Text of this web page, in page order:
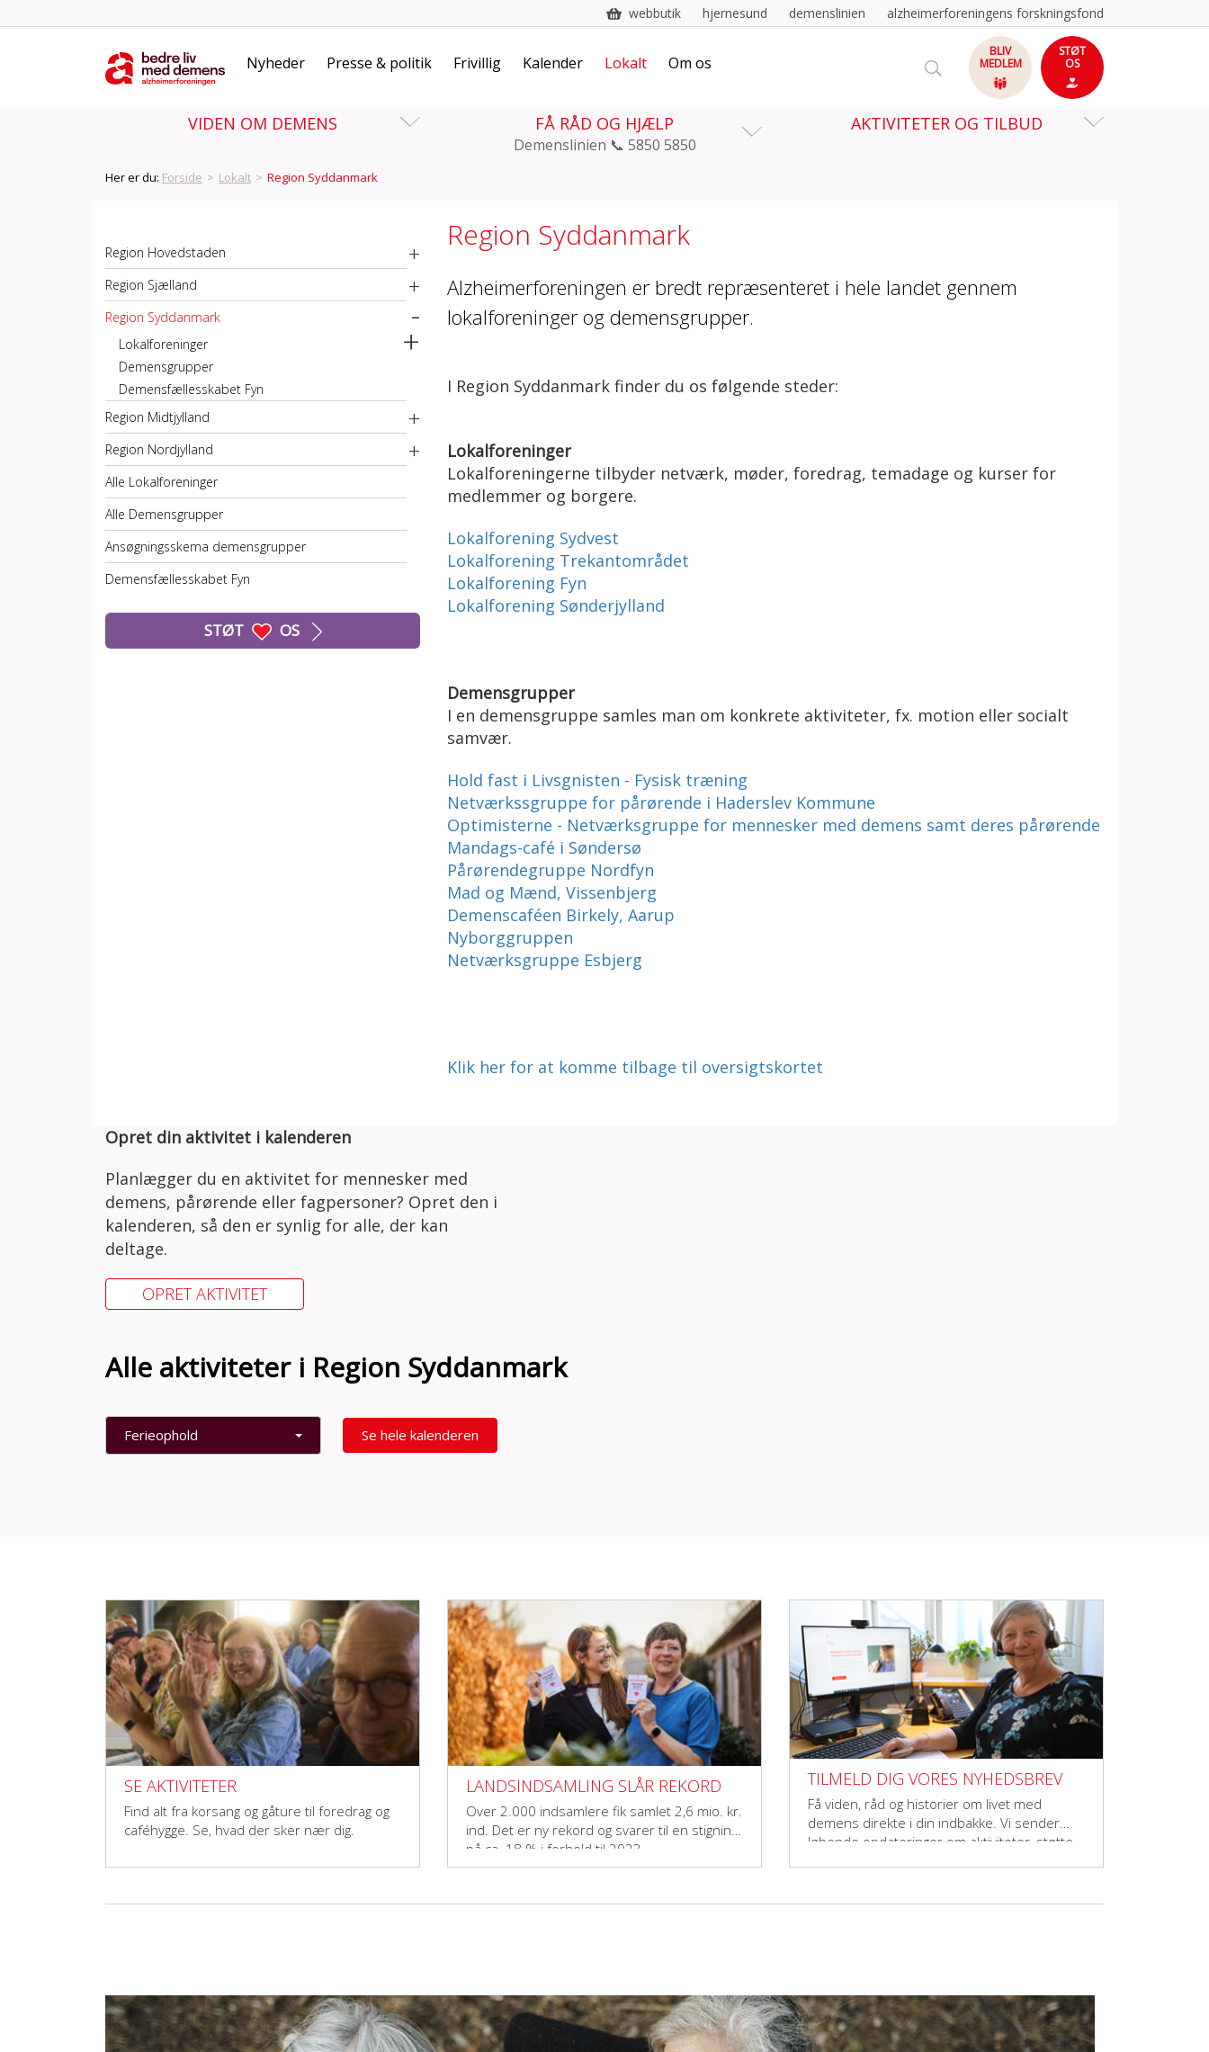
webbutik hjernesund demenslinien alzheimerforeningens forskningsfond
Nyheder Presse & politik Frivillig Kalender Lokalt Om os
BLIV
MEDLEM
STØT
OS
VIDEN OM DEMENS FÅ RÅD OG HJÆLP
Demenslinien 📞 5850 5850
AKTIVITETER OG TILBUD
Her er du: Forside > Lokalt > Region Syddanmark
Region Hovedstaden +
Region Sjælland +
Region Syddanmark -
Lokalforeninger +
Demensgrupper
Demensfællesskabet Fyn
Region Midtjylland
+
Region Nordjylland +
Alle Lokalforeninger
Alle Demensgrupper
Ansøgningsskema demensgrupper
Demensfællesskabet Fyn
STØT OS
Region Syddanmark
Alzheimerforeningen er bredt repræsenteret i hele landet gennem
lokalforeninger og demensgrupper.
I Region Syddanmark finder du os følgende steder:
Lokalforeninger
Lokalforeningerne tilbyder netværk, møder, foredrag, temadage og kurser for
medlemmer og borgere.
Lokalforening Sydvest
Lokalforening Trekantområdet
Lokalforening Fyn
Lokalforening Sønderjylland
Demensgrupper
I en demensgruppe samles man om konkrete aktiviteter, fx. motion eller socialt
samvær.
Hold fast i Livsgnisten - Fysisk træning
Netværkssgruppe for pårørende i Haderslev Kommune
Optimisterne - Netværksgruppe for mennesker med demens samt deres pårørende
Mandags-café i Søndersø
Pårørendegruppe Nordfyn
Mad og Mænd, Vissenbjerg
Demenscaféen Birkely, Aarup
Nyborggruppen
Netværksgruppe Esbjerg
Klik her for at komme tilbage til oversigtskortet
Opret din aktivitet i kalenderen
Planlægger du en aktivitet for mennesker med
demens, pårørende eller fagpersoner? Opret den i
kalenderen, så den er synlig for alle, der kan
deltage.
OPRET AKTIVITET
Alle aktiviteter i Region Syddanmark
Ferieophold Se hele kalenderen
SE AKTIVITETER
Find alt fra korsang og gåture til foredrag og
caféhygge. Se, hvad der sker nær dig.
LANDSINDSAMLING SLÅR REKORD
Over 2.000 indsamlere fik samlet 2,6 mio. kr.
ind. Det er ny rekord og svarer til en stigning
på ca. 18 % i forhold til 2023.
TILMELD DIG VORES NYHEDSBREV
Få viden, råd og historier om livet med
demens direkte i din indbakke. Vi sender
løbende opdateringer om aktiviteter, støtte,